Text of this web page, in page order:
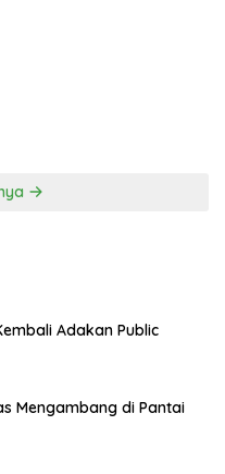
Adakan Public
Mengambang di Pantai